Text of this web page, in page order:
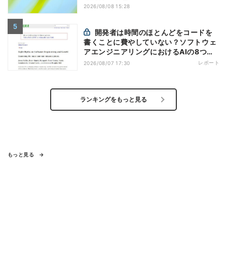
2026/08/08 15:28
書くことに費やしていない？ソフトウェ
アエンジニアリングにおけるAIの8つの
神話への賛否
2026/08/07 17:30 レポート
ランキングをもっと見る
もっと見る